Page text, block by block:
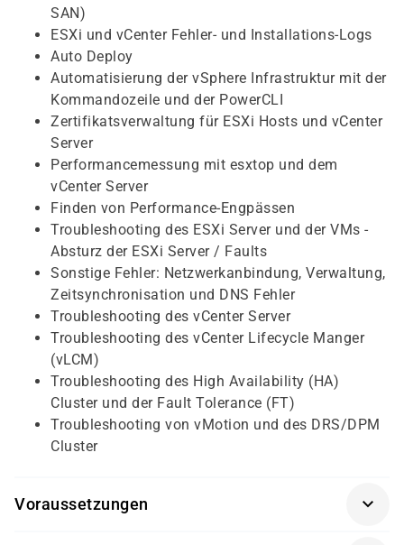
SAN)
ESXi und vCenter Fehler- und Installations-Logs
Auto Deploy
Automatisierung der vSphere Infrastruktur mit der
Kommandozeile und der PowerCLI
Zertifikatsverwaltung für ESXi Hosts und vCenter
Server
Performancemessung mit esxtop und dem
vCenter Server
Finden von Performance-Engpässen
Troubleshooting des ESXi Server und der VMs -
Absturz der ESXi Server / Faults
Sonstige Fehler: Netzwerkanbindung, Verwaltung,
Zeitsynchronisation und DNS Fehler
Troubleshooting des vCenter Server
Troubleshooting des vCenter Lifecycle Manger
(vLCM)
Troubleshooting des High Availability (HA)
Cluster und der Fault Tolerance (FT)
Troubleshooting von vMotion und des DRS/DPM
Cluster
Voraussetzungen